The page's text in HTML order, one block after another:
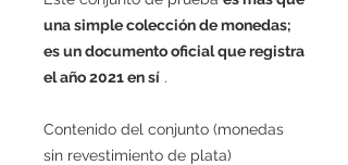
una simple colección de monedas;
es un documento oficial que registra
el año 2021 en sí .
Contenido del conjunto (monedas
sin revestimiento de plata)